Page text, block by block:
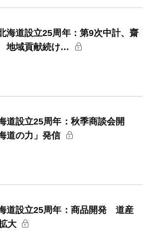
海道設立25周年：第9次中計、齋
地域貢献続け…
道設立25周年：秋季商談会開
道の力」発信
道設立25周年：商品開発 道産
大